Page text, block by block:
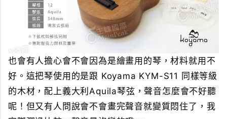
也會有人擔心會不會因為是繪畫用的琴，材料就用不
好。這把琴使用的是跟 Koyama KYM-S11 同樣等級
的木材，配上義大利Aquila琴弦，聲音怎麼會不好聽
呢！但又有人問說會不會畫完聲音就變質悶住了，我